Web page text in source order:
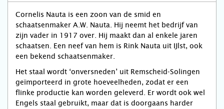
Cornelis Nauta is een zoon van de smid en
schaatsenmaker A.W. Nauta. Hij neemt het bedrijf van
zijn vader in 1917 over. Hij maakt dan al enkele jaren
schaatsen. Een neef van hem is Rink Nauta uit IJlst, ook
een bekend schaatsenmaker.
Het staal wordt ‘onversneden’ uit Remscheid-Solingen
geïmporteerd in grote hoeveelheden, zodat er een
flinke productie kan worden geleverd. Er wordt ook wel
Engels staal gebruikt, maar dat is doorgaans harder